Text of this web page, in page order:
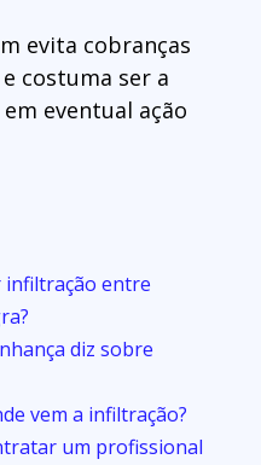
evita cobranças
costuma ser a
eventual ação
infiltração entre
diz sobre
vem a infiltração?
um profissional